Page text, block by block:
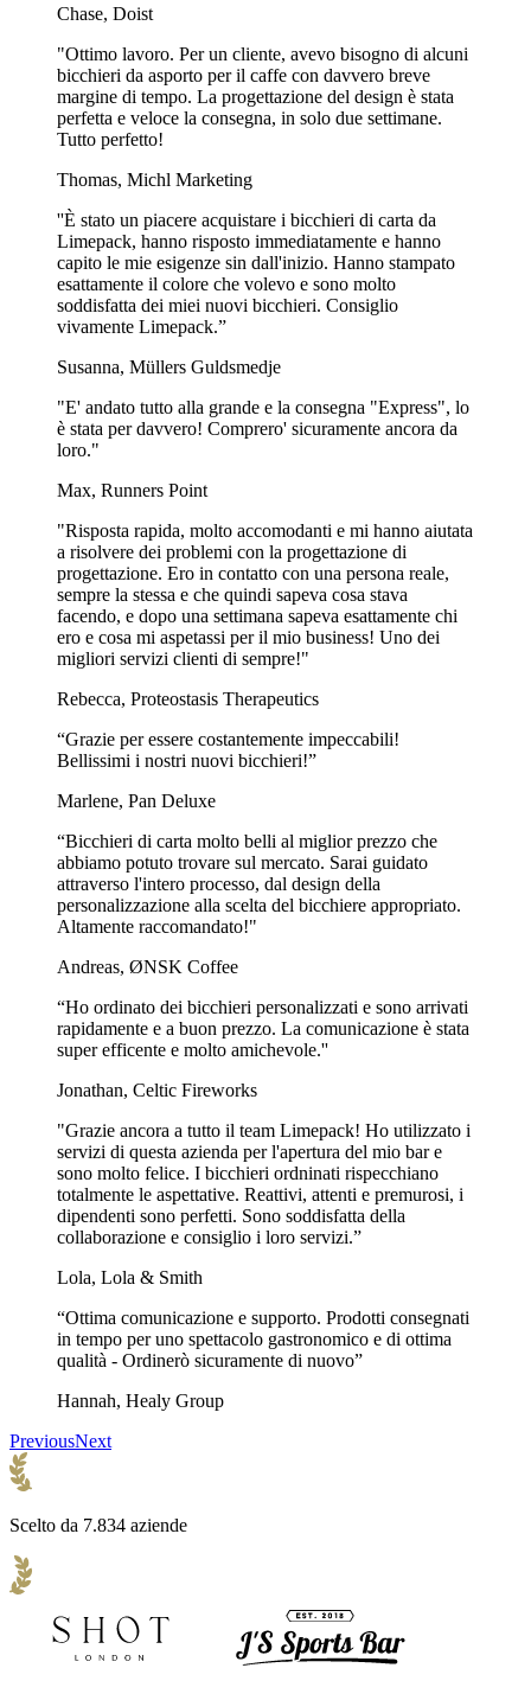
Chase, Doist
"Ottimo lavoro. Per un cliente, avevo bisogno di alcuni
bicchieri da asporto per il caffe con davvero breve
margine di tempo. La progettazione del design è stata
perfetta e veloce la consegna, in solo due settimane.
Tutto perfetto!
Thomas, Michl Marketing
''È stato un piacere acquistare i bicchieri di carta da
Limepack, hanno risposto immediatamente e hanno
capito le mie esigenze sin dall'inizio. Hanno stampato
esattamente il colore che volevo e sono molto
soddisfatta dei miei nuovi bicchieri. Consiglio
vivamente Limepack.”
Susanna, Müllers Guldsmedje
"E' andato tutto alla grande e la consegna "Express", lo
è stata per davvero! Comprero' sicuramente ancora da
loro."
Max, Runners Point
"Risposta rapida, molto accomodanti e mi hanno aiutata
a risolvere dei problemi con la progettazione di
progettazione. Ero in contatto con una persona reale,
sempre la stessa e che quindi sapeva cosa stava
facendo, e dopo una settimana sapeva esattamente chi
ero e cosa mi aspetassi per il mio business! Uno dei
migliori servizi clienti di sempre!"
Rebecca, Proteostasis Therapeutics
“Grazie per essere costantemente impeccabili!
Bellissimi i nostri nuovi bicchieri!”
Marlene, Pan Deluxe
“Bicchieri di carta molto belli al miglior prezzo che
abbiamo potuto trovare sul mercato. Sarai guidato
attraverso l'intero processo, dal design della
personalizzazione alla scelta del bicchiere appropriato.
Altamente raccomandato!"
Andreas, ØNSK Coffee
“Ho ordinato dei bicchieri personalizzati e sono arrivati
rapidamente e a buon prezzo. La comunicazione è stata
super efficente e molto amichevole.''
Jonathan, Celtic Fireworks
"Grazie ancora a tutto il team Limepack! Ho utilizzato i
servizi di questa azienda per l'apertura del mio bar e
sono molto felice. I bicchieri ordninati rispecchiano
totalmente le aspettative. Reattivi, attenti e premurosi, i
dipendenti sono perfetti. Sono soddisfatta della
collaborazione e consiglio i loro servizi.”
Lola, Lola & Smith
“Ottima comunicazione e supporto. Prodotti consegnati
in tempo per uno spettacolo gastronomico e di ottima
qualità - Ordinerò sicuramente di nuovo”
Hannah, Healy Group
PreviousNext
Scelto da 7.834 aziende